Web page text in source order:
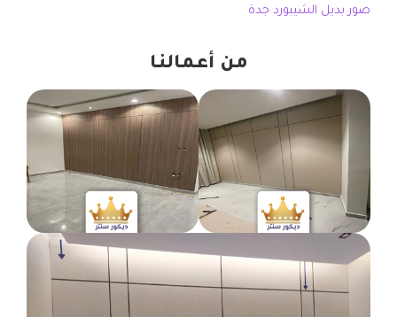
صور بديل الشيبورد جدة
من أعمالنا